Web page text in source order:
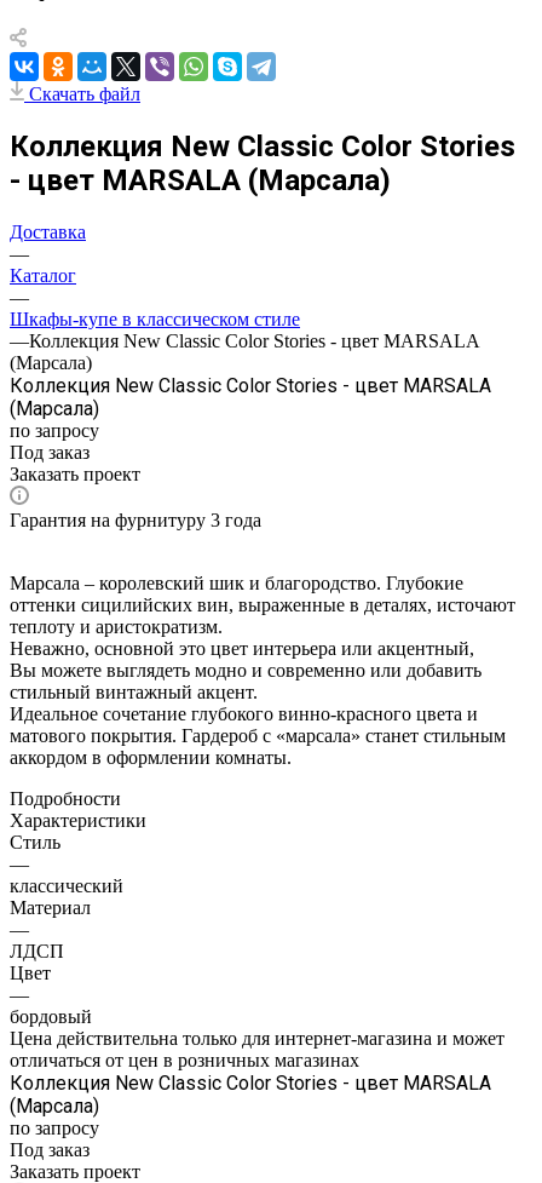
Скачать файл
Коллекция New Classic Color Stories
- цвет MARSALA (Марсала)
Доставка
—
Каталог
—
Шкафы-купе в классическом стиле
—Коллекция New Classic Color Stories - цвет MARSALA
(Марсала)
Коллекция New Classic Color Stories - цвет MARSALA
(Марсала)
по запросу
Под заказ
Заказать проект
Гарантия на фурнитуру 3 года
Марсала – королевский шик и благородство. Глубокие
оттенки сицилийских вин, выраженные в деталях, источают
теплоту и аристократизм.
Неважно, основной это цвет интерьера или акцентный,
Вы можете выглядеть модно и современно или добавить
стильный винтажный акцент.
Идеальное сочетание глубокого винно-красного цвета и
матового покрытия. Гардероб с «марсала» станет стильным
аккордом в оформлении комнаты.
Подробности
Характеристики
Стиль
—
классический
Материал
—
ЛДСП
Цвет
—
бордовый
Цена действительна только для интернет-магазина и может
отличаться от цен в розничных магазинах
Коллекция New Classic Color Stories - цвет MARSALA
(Марсала)
по запросу
Под заказ
Заказать проект